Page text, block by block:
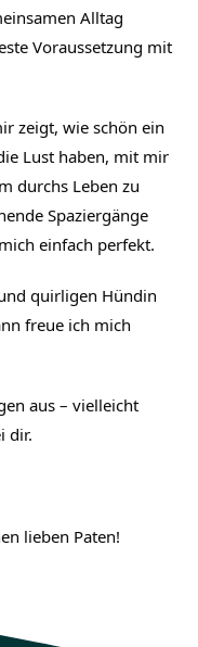
Alltag
Voraussetzung mit
zeigt, wie schön ein
Lust haben, mit mir
durchs Leben zu
Spaziergänge
einfach perfekt.
quirligen Hündin
freue ich mich
aus – vielleicht
dir.
lieben Paten!